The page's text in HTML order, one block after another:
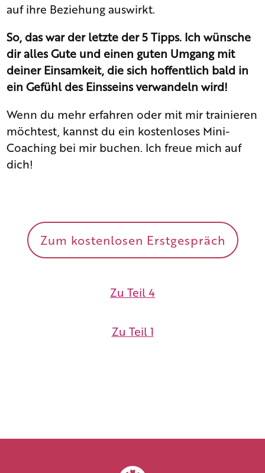
auf ihre Beziehung auswirkt.
So, das war der letzte der 5 Tipps. Ich wünsche
dir alles Gute und einen guten Umgang mit
deiner Einsamkeit, die sich hoffentlich bald in
ein Gefühl des Einsseins verwandeln wird!
Wenn du mehr erfahren oder mit mir trainieren
möchtest, kannst du ein kostenloses Mini-
Coaching bei mir buchen. Ich freue mich auf
dich!
Zum kostenlosen Erstgespräch
Zu Teil 4
Zu Teil 1